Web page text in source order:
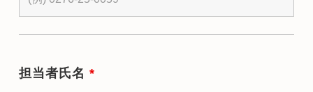
担当者氏名*